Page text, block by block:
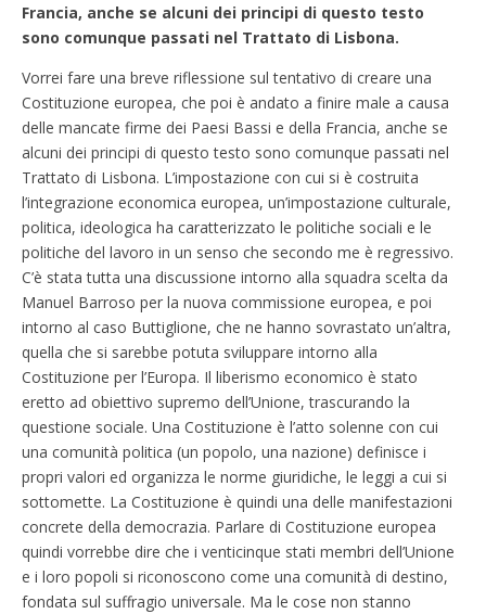
Francia, anche se alcuni dei principi di questo testo
sono comunque passati nel Trattato di Lisbona.
Vorrei fare una breve riflessione sul tentativo di creare una
Costituzione europea, che poi è andato a finire male a causa
delle mancate firme dei Paesi Bassi e della Francia, anche se
alcuni dei principi di questo testo sono comunque passati nel
Trattato di Lisbona. L’impostazione con cui si è costruita
l’integrazione economica europea, un’impostazione culturale,
politica, ideologica ha caratterizzato le politiche sociali e le
politiche del lavoro in un senso che secondo me è regressivo.
C’è stata tutta una discussione intorno alla squadra scelta da
Manuel Barroso per la nuova commissione europea, e poi
intorno al caso Buttiglione, che ne hanno sovrastato un’altra,
quella che si sarebbe potuta sviluppare intorno alla
Costituzione per l’Europa. Il liberismo economico è stato
eretto ad obiettivo supremo dell’Unione, trascurando la
questione sociale. Una Costituzione è l’atto solenne con cui
una comunità politica (un popolo, una nazione) definisce i
propri valori ed organizza le norme giuridiche, le leggi a cui si
sottomette. La Costituzione è quindi una delle manifestazioni
concrete della democrazia. Parlare di Costituzione europea
quindi vorrebbe dire che i venticinque stati membri dell’Unione
e i loro popoli si riconoscono come una comunità di destino,
fondata sul suffragio universale. Ma le cose non stanno